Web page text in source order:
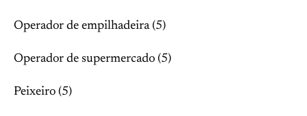
Operador de empilhadeira (5)
Operador de supermercado (5)
Peixeiro (5)